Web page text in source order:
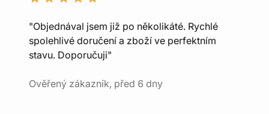
"Objednával jsem již po několikáté. Rychlé
spolehlivé doručení a zboží ve perfektním
stavu. Doporučuji"
Ověřený zákazník, před 6 dny